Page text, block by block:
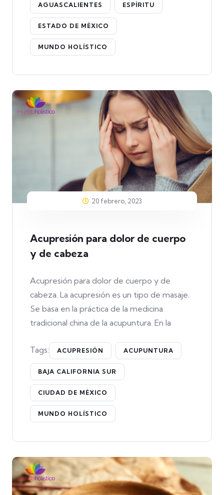
AGUASCALIENTES ESPÍRITU
ESTADO DE MÉXICO
MUNDO HOLÍSTICO
20 febrero, 2023
Acupresión para dolor de cuerpo
y de cabeza
Acupresión para dolor de cuerpo y de
cabeza. La acupresión es un tipo de masaje.
Se basa en la práctica de la medicina
tradicional china de la acupuntura. En la
Tags: ACUPRESIÓN ACUPUNTURA
BAJA CALIFORNIA SUR
CIUDAD DE MÉXICO
MUNDO HOLÍSTICO